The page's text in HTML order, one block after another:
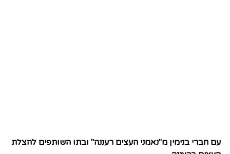
עם חברי בנימין מ"נאמני העצים רעננה" ובתו השותפים להצלת